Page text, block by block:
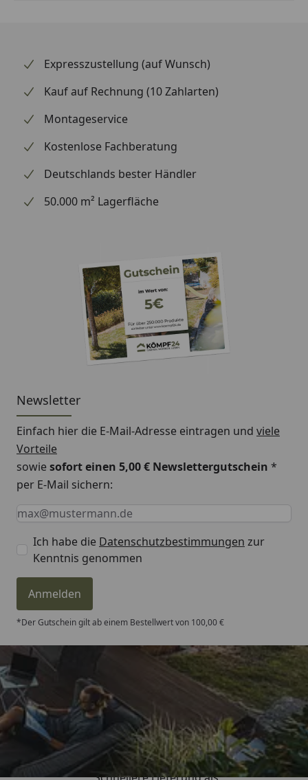
Expresszustellung (auf Wunsch)
Kauf auf Rechnung (10 Zahlarten)
Montageservice
Kostenlose Fachberatung
Deutschlands bester Händler
50.000 m² Lagerfläche
Newsletter
Einfach hier die E-Mail-Adresse eintragen und viele
Vorteile
sowiesofort einen 5,00 € Newslettergutschein *
per E-Mail sichern:
Keine Eingabe erforderlich
Eingabe erforderlich
E-Mail *
Ich habe die Datenschutzbestimmungen zur
Kenntnis genommen
Anmelden
*Der Gutschein gilt ab einem Bestellwert von 100,00 €
Trusted Shops
4,81/ 5